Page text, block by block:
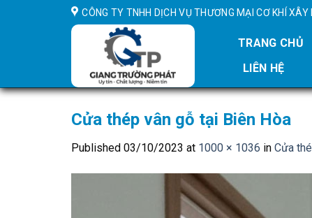
CÔNG TY TNHH DỊCH VỤ THƯƠNG MẠI CƠ KHÍ
TRANG CHỦ
LIÊN HỆ
Cửa thép vân gỗ tại Biên Hòa
Published 03/10/2023 at 1000 × 1036 in Cửa